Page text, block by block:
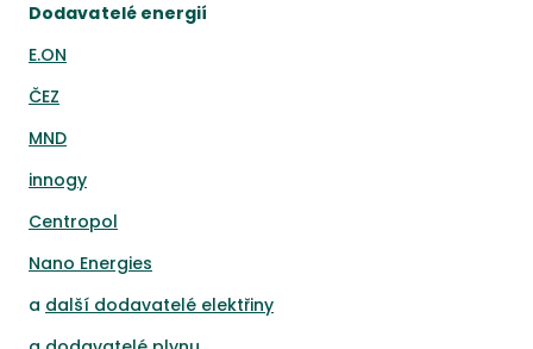
Dodavatelé energií
E.ON
ČEZ
MND
innogy
Centropol
Nano Energies
a další dodavatelé elektřiny